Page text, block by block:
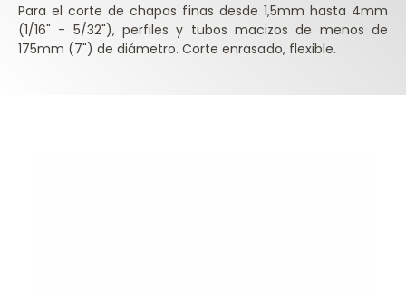
Para el corte de chapas finas desde 1,5mm hasta 4mm
(1/16" - 5/32"), perfiles y tubos macizos de menos de
175mm (7") de diámetro. Corte enrasado, flexible.